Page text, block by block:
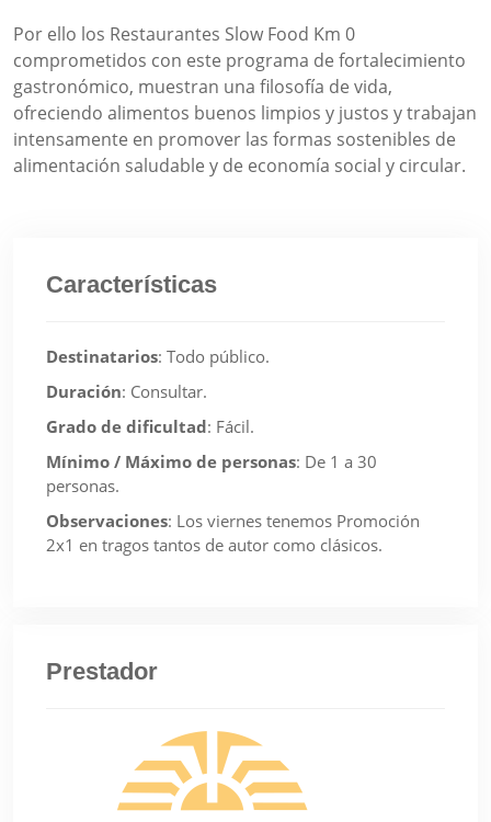
Por ello los Restaurantes Slow Food Km 0
comprometidos con este programa de fortalecimiento
gastronómico, muestran una filosofía de vida,
ofreciendo alimentos buenos limpios y justos y trabajan
intensamente en promover las formas sostenibles de
alimentación saludable y de economía social y circular.
Características
Destinatarios: Todo público.
Duración: Consultar.
Grado de dificultad: Fácil.
Mínimo / Máximo de personas: De 1 a 30
personas.
Observaciones: Los viernes tenemos Promoción
2x1 en tragos tantos de autor como clásicos.
Prestador